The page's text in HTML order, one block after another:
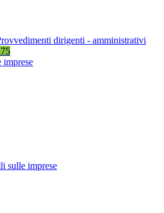
dirigenti - amministrativi
sulle imprese